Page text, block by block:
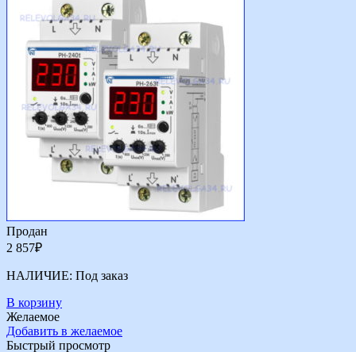
Продан
2 857₽
НАЛИЧИЕ: Под заказ
В корзину
Желаемое
Добавить в желаемое
Быстрый просмотр